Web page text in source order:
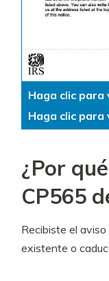
Haga clic para
Haga clic
¿Por
CP565
Recibiste el
existente o